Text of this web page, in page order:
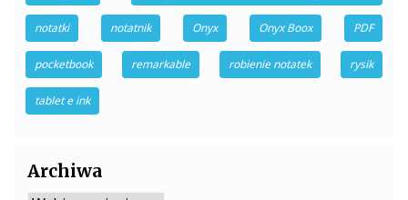
notatki notatnik Onyx Onyx Boox PDF
pocketbook remarkable robienie notatek rysik
tablet e ink
Archiwa